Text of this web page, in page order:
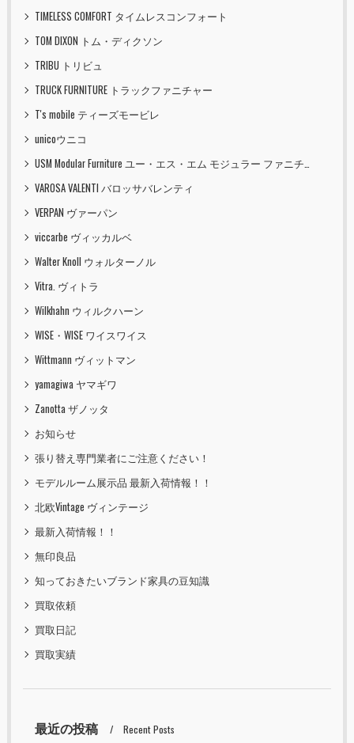
TIMELESS COMFORT タイムレスコンフォート
TOM DIXON トム・ディクソン
TRIBU トリビュ
TRUCK FURNITURE トラックファニチャー
T's mobile ティーズモービレ
unicoウニコ
USM Modular Furniture ユー・エス・エム モジュラー ファニチャー
VAROSA VALENTI バロッサバレンティ
VERPAN ヴァーパン
viccarbe ヴィッカルベ
Walter Knoll ウォルターノル
Vitra. ヴィトラ
Wilkhahn ウィルクハーン
WISE・WISE ワイスワイス
Wittmann ヴィットマン
yamagiwa ヤマギワ
Zanotta ザノッタ
お知らせ
張り替え専門業者にご注意ください！
モデルルーム展示品 最新入荷情報！！
北欧Vintage ヴィンテージ
最新入荷情報！！
無印良品
知っておきたいブランド家具の豆知識
買取依頼
買取日記
買取実績
最近の投稿 Recent Posts